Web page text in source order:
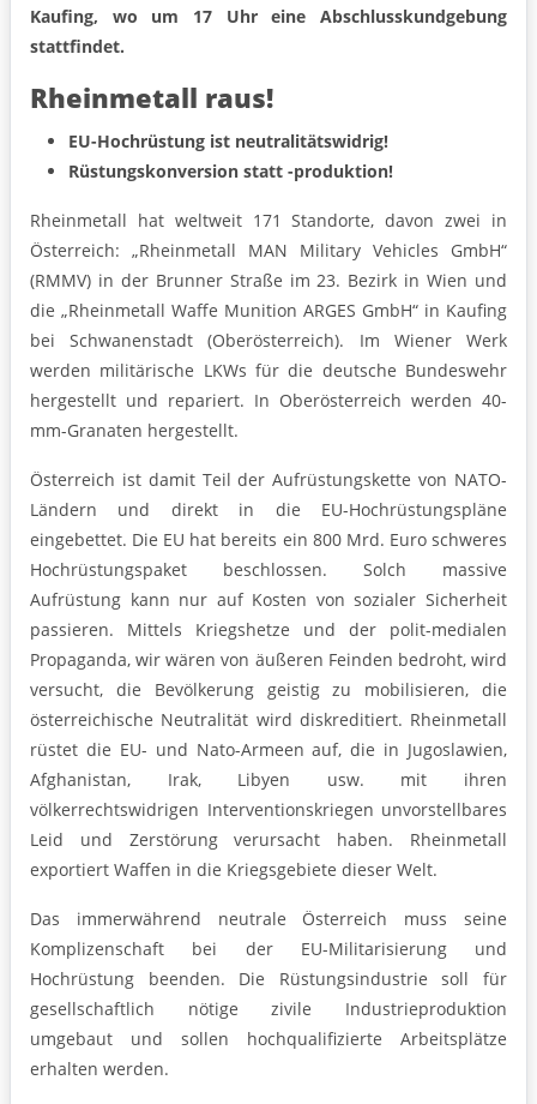
Kaufing, wo um 17 Uhr eine Abschlusskundgebung
stattfindet.
Rheinmetall raus!
EU-Hochrüstung ist neutralitätswidrig!
Rüstungskonversion statt -produktion!
Rheinmetall hat weltweit 171 Standorte, davon zwei in
Österreich: „Rheinmetall MAN Military Vehicles GmbH“
(RMMV) in der Brunner Straße im 23. Bezirk in Wien und
die „Rheinmetall Waffe Munition ARGES GmbH“ in Kaufing
bei Schwanenstadt (Oberösterreich). Im Wiener Werk
werden militärische LKWs für die deutsche Bundeswehr
hergestellt und repariert. In Oberösterreich werden 40-
mm-Granaten hergestellt.
Österreich ist damit Teil der Aufrüstungskette von NATO-
Ländern und direkt in die EU-Hochrüstungspläne
eingebettet. Die EU hat bereits ein 800 Mrd. Euro schweres
Hochrüstungspaket beschlossen. Solch massive
Aufrüstung kann nur auf Kosten von sozialer Sicherheit
passieren. Mittels Kriegshetze und der polit-medialen
Propaganda, wir wären von äußeren Feinden bedroht, wird
versucht, die Bevölkerung geistig zu mobilisieren, die
österreichische Neutralität wird diskreditiert. Rheinmetall
rüstet die EU- und Nato-Armeen auf, die in Jugoslawien,
Afghanistan, Irak, Libyen usw. mit ihren
völkerrechtswidrigen Interventionskriegen unvorstellbares
Leid und Zerstörung verursacht haben. Rheinmetall
exportiert Waffen in die Kriegsgebiete dieser Welt.
Das immerwährend neutrale Österreich muss seine
Komplizenschaft bei der EU-Militarisierung und
Hochrüstung beenden. Die Rüstungsindustrie soll für
gesellschaftlich nötige zivile Industrieproduktion
umgebaut und sollen hochqualifizierte Arbeitsplätze
erhalten werden.